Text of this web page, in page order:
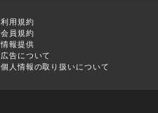
利用規約
会員規約
情報提供
広告について
個人情報の取り扱いについて